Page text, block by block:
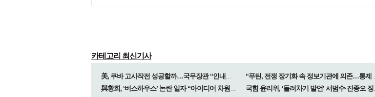
카테고리 최신기사
美, 쿠바 고사작전 성공할까…국무장관 “인내와 끈기로 옥죌 것”
“푸틴, 전
與황희, ‘버스하우스’ 논란 일자 “아이디어 차원”…국힘 “망언”
국힘 윤